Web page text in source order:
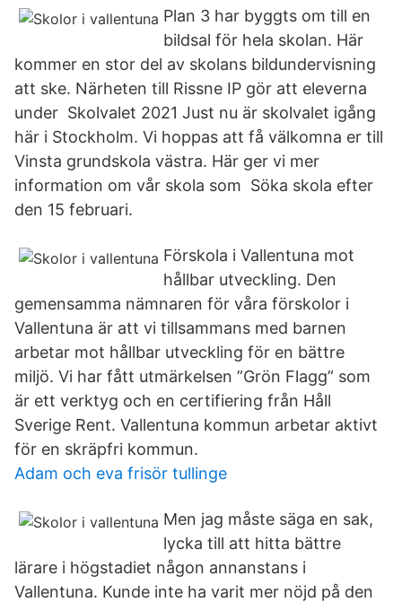
Plan 3 har byggts om till en
bildsal för hela skolan. Här
kommer en stor del av skolans bildundervisning
att ske. Närheten till Rissne IP gör att eleverna
under Skolvalet 2021 Just nu är skolvalet igång
här i Stockholm. Vi hoppas att få välkomna er till
Vinsta grundskola västra. Här ger vi mer
information om vår skola som Söka skola efter
den 15 februari.
Förskola i Vallentuna mot
hållbar utveckling. Den
gemensamma nämnaren för våra förskolor i
Vallentuna är att vi tillsammans med barnen
arbetar mot hållbar utveckling för en bättre
miljö. Vi har fått utmärkelsen ”Grön Flagg” som
är ett verktyg och en certifiering från Håll
Sverige Rent. Vallentuna kommun arbetar aktivt
för en skräpfri kommun.
Adam och eva frisör tullinge
Men jag måste säga en sak,
lycka till att hitta bättre
lärare i högstadiet någon annanstans i
Vallentuna. Kunde inte ha varit mer nöjd på den